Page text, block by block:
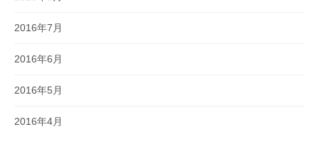
2016年7月
2016年6月
2016年5月
2016年4月